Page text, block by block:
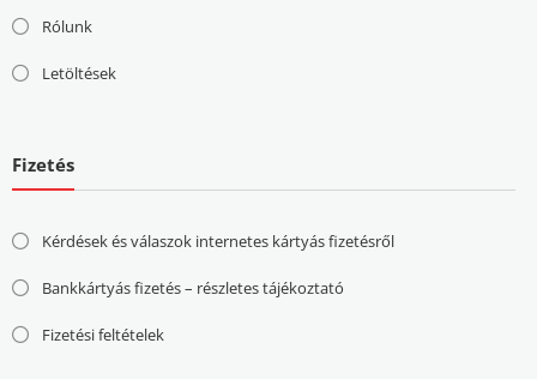
Rólunk
Letöltések
Fizetés
Kérdések és válaszok internetes kártyás fizetésről
Bankkártyás fizetés – részletes tájékoztató
Fizetési feltételek